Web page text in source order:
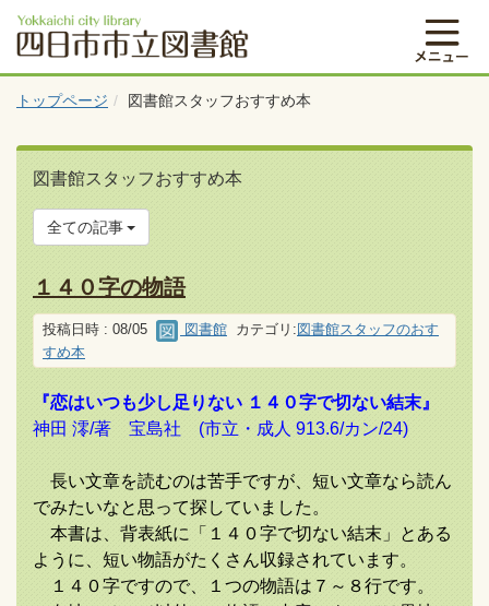
トップページ 図書館スタッフおすすめ本
図書館スタッフおすすめ本
全ての記事
１４０字の物語
投稿日時 : 08/05 図書館 カテゴリ: 図書館スタッフのおす
すめ本
『恋はいつも少し足りない １４０字で切ない結末』
神田 澪/著 宝島社 (市立・成人 913.6/カン/24)
長い文章を読むのは苦手ですが、短い文章なら読ん
でみたいなと思って探していました。
本書は、背表紙に「１４０字で切ない結末」とある
ように、短い物語がたくさん収録されています。
１４０字ですので、１つの物語は７～８行です。